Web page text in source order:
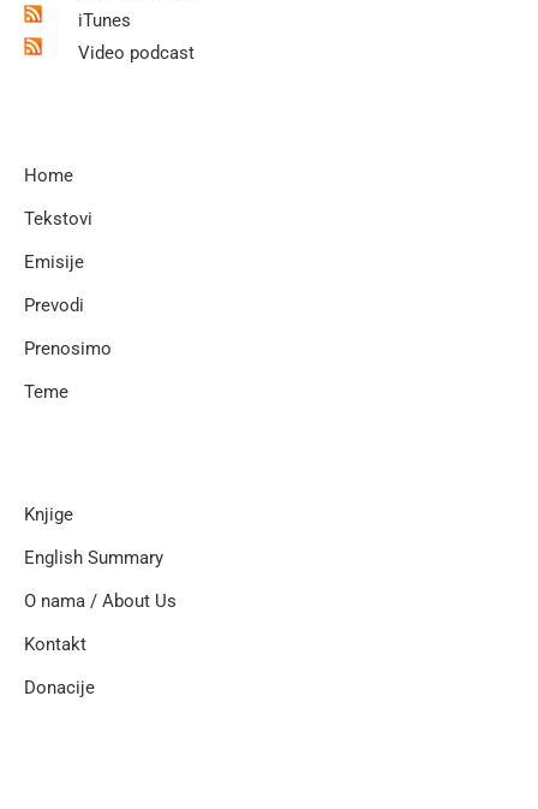
iTunes
Video podcast
Home
Tekstovi
Emisije
Prevodi
Prenosimo
Teme
Knjige
English Summary
O nama / About Us
Kontakt
Donacije